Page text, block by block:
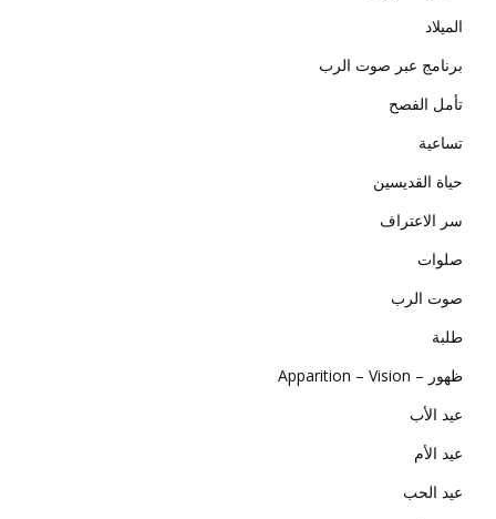
الميلاد
برنامج عبر صوت الرب
تأمل الفصح
تساعية
حياة القديسين
سر الاعتراف
صلوات
صوت الرب
طلبة
ظهور – Apparition – Vision
عيد الأب
عيد الأم
عيد الحب